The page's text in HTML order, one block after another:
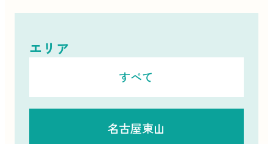
エリア
すべて
名古屋東山